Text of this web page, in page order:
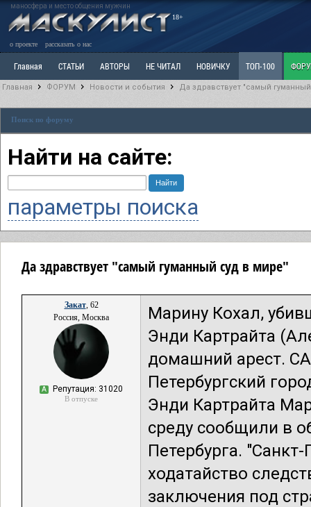
маносфера и место общения мужчин
18+
о проекте рассказать о нас
Главная СТАТЬИ АВТОРЫ НЕ ЧИТАЛ НОВИЧКУ ТОП-100
Ветка: Наболевшее. Выскажись!
РАЗДЕЛ: Разное
Главная ФОРУМ Новости и события Да здравствует "самый
Поиск по форуму
Найти на сайте:
параметры поиска
Да здравствует "самый гуманный суд в мире"
Закат, 62
Россия, Москва
А Репутация: 31020
В отпуске
Марину Кохал,
Энди Картрайта
домашний арест.
Петербургский
Энди Картрайта
среду сообщили в
Петербурга.
ходатайство
заключения под